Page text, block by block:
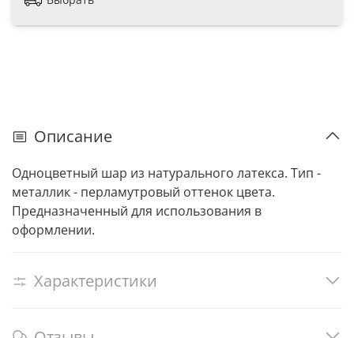
Описание
Одноцветный шар из натурального латекса. Тип -
металлик - перламутровый оттенок цвета.
Предназначенный для использования в
оформлении.
Характеристики